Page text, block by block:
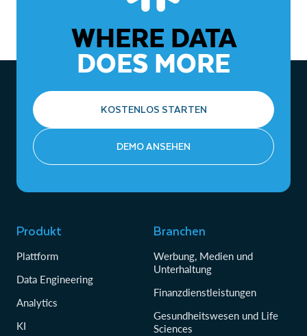
WHERE DATA
DOES MORE
KOSTENLOS STARTEN
DEMO ANSEHEN
Produkt
Plattform
Data Engineering
Analytics
KI
Branchen
Werbung, Medien und
Unterhaltung
Finanzdienstleistungen
Gesundheitswesen und Life
Sciences